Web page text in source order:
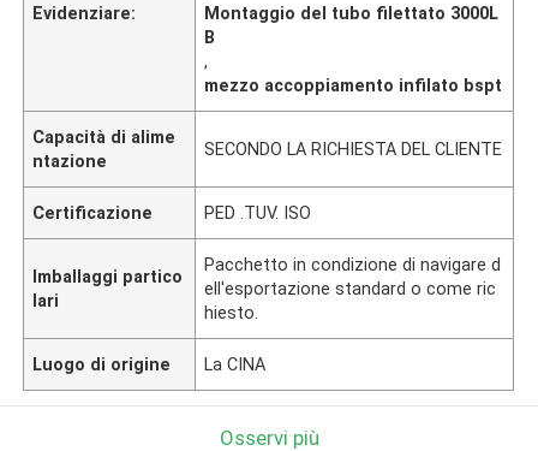
Evidenziare:
Montaggio del tubo filettato 3000L
B
,
mezzo accoppiamento infilato bspt
Capacità di alime
ntazione
SECONDO LA RICHIESTA DEL CLIENTE
Certificazione PED .TUV. ISO
Imballaggi partico
lari
Pacchetto in condizione di navigare d
ell'esportazione standard o come ric
hiesto.
Luogo di origine La CINA
Osservi più